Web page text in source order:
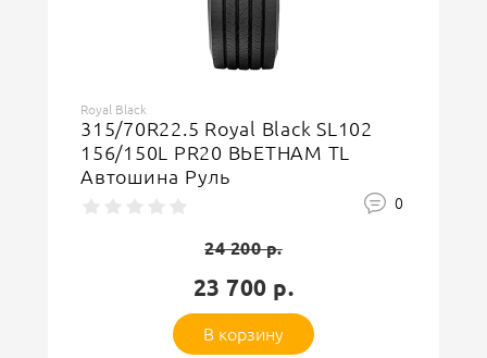
Royal Black
315/70R22.5 Royal Black SL102
156/150L PR20 ВЬЕТНАМ TL
Автошина Руль
0
24 200 р.
23 700 р.
В корзину